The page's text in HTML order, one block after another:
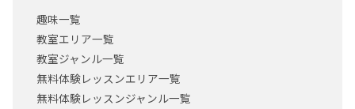
趣味一覧
教室エリア一覧
教室ジャンル一覧
無料体験レッスンエリア一覧
無料体験レッスンジャンル一覧